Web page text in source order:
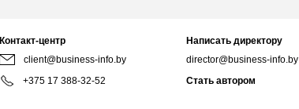
Контакт-центр
client@business-info.by
+375 17 388-32-52
Написать директору
director@business-info.by
Стать автором